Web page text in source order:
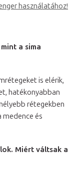
használatához!
a sima
is elérik,
hatékonyabban
rétegekben
medence és
Miért váltsak a